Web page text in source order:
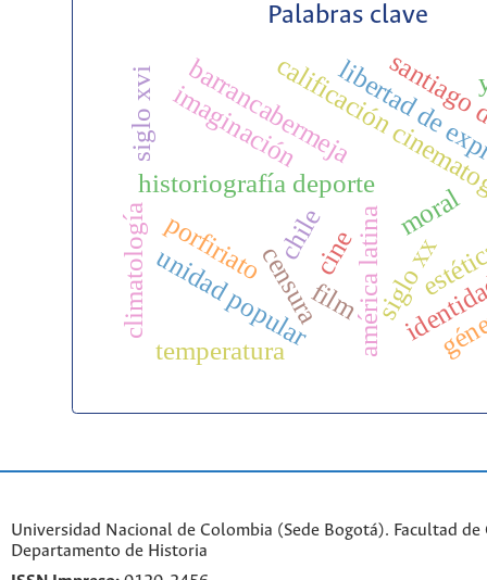
Palabras clave
historiografía deporte
américa latina
censura
calificación
cine
film
chile
unidad popular
libertad de
barrancabermeja
imaginación
moral
siglo xvi
siglo xx
climatologíaporfiriato
temperatura
Universidad Nacional de Colombia (Sede Bogotá). Facultad de
Departamento de Historia